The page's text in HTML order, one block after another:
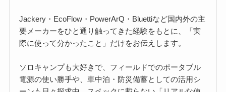
Jackery・EcoFlow・PowerArQ・Bluettiなど国内外の主
要メーカーをひと通り触ってきた経験をもとに、「実
際に使って分かったこと」だけをお伝えします。
ソロキャンプも大好きで、フィールドでのポータブル
電源の使い勝手や、車中泊・防災備蓄としての活用シ